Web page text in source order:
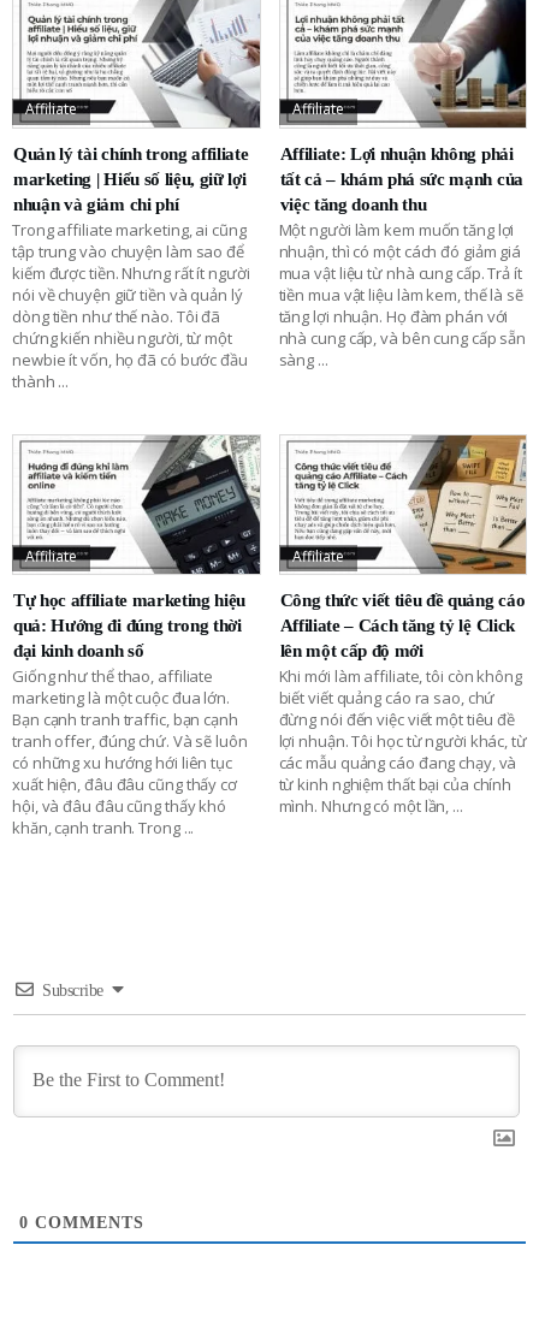
Affiliate
Quản lý tài chính trong affiliate
marketing | Hiểu số liệu, giữ lợi
nhuận và giảm chi phí
Trong affiliate marketing, ai cũng
tập trung vào chuyện làm sao để
kiếm được tiền. Nhưng rất ít người
nói về chuyện giữ tiền và quản lý
dòng tiền như thế nào. Tôi đã
chứng kiến nhiều người, từ một
newbie ít vốn, họ đã có bước đầu
thành ...
Affiliate
Affiliate: Lợi nhuận không phải
tất cả – khám phá sức mạnh của
việc tăng doanh thu
Một người làm kem muốn tăng lợi
nhuận, thì có một cách đó giảm giá
mua vật liệu từ nhà cung cấp. Trả ít
tiền mua vật liệu làm kem, thế là sẽ
tăng lợi nhuận. Họ đàm phán với
nhà cung cấp, và bên cung cấp sẵn
sàng ...
Affiliate
Tự học affiliate marketing hiệu
quả: Hướng đi đúng trong thời
đại kinh doanh số
Giống như thể thao, affiliate
marketing là một cuộc đua lớn.
Bạn cạnh tranh traffic, bạn cạnh
tranh offer, đúng chứ. Và sẽ luôn
có những xu hướng hới liên tục
xuất hiện, đâu đâu cũng thấy cơ
hội, và đâu đâu cũng thấy khó
khăn, cạnh tranh. Trong ...
Affiliate
Công thức viết tiêu đề quảng cáo
Affiliate – Cách tăng tỷ lệ Click
lên một cấp độ mới
Khi mới làm affiliate, tôi còn không
biết viết quảng cáo ra sao, chứ
đừng nói đến việc viết một tiêu đề
lợi nhuận. Tôi học từ người khác, từ
các mẫu quảng cáo đang chạy, và
từ kinh nghiệm thất bại của chính
mình. Nhưng có một lần, ...
Subscribe
0 COMMENTS